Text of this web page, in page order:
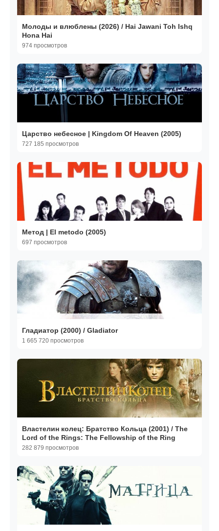
Молоды и влюблены (2026) / Hai Jawani Toh Ishq
Hona Hai
974 просмотров
Царство небесное | Kingdom Of Heaven (2005)
727 185 просмотров
Метод | El metodo (2005)
697 просмотров
Гладиатор (2000) / Gladiator
1 665 720 просмотров
Властелин колец: Братство Кольца (2001) / The
Lord of the Rings: The Fellowship of the Ring
282 879 просмотров